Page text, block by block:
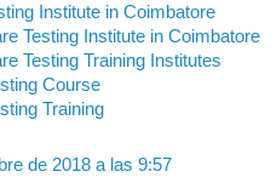
Institute in Coimbatore
Testing Institute in Coimbatore
Testing Training Institutes
Course
Training
de 2018 a las 9:57